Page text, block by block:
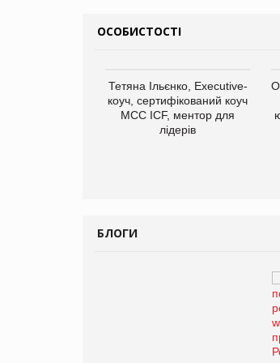
ОСОБИСТОСТІ
Тетяна Ільєнко, Executive-
коуч, сертифікований коуч
МСС ICF, ментор для
лідерів
БЛОГИ